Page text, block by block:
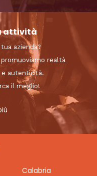
attività
azienda?
promuoviamo realtà
autenticità.
il meglio!
Calabria